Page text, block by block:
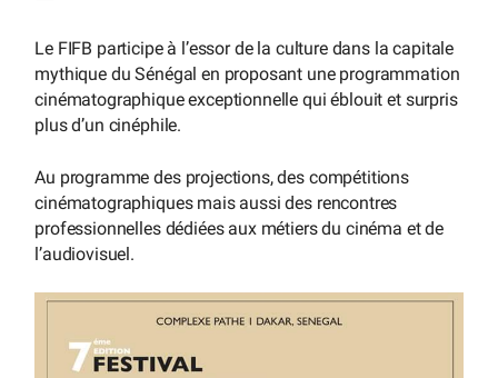
Le FIFB participe à l’essor de la culture dans la capitale
mythique du Sénégal en proposant une programmation
cinématographique exceptionnelle qui éblouit et surpris
plus d’un cinéphile.
Au programme des projections, des compétitions
cinématographiques mais aussi des rencontres
professionnelles dédiées aux métiers du cinéma et de
l’audiovisuel.